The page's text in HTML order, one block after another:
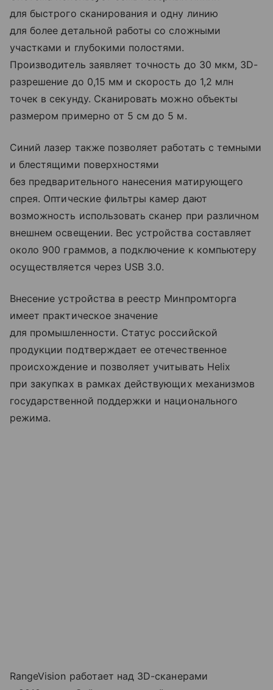
для быстрого сканирования и одну линию
для более детальной работы со сложными
участками и глубокими полостями.
Производитель заявляет точность до 30 мкм, 3D-
разрешение до 0,15 мм и скорость до 1,2 млн
точек в секунду. Сканировать можно объекты
размером примерно от 5 см до 5 м.
Синий лазер также позволяет работать с темными
и блестящими поверхностями
без предварительного нанесения матирующего
спрея. Оптические фильтры камер дают
возможность использовать сканер при различном
внешнем освещении. Вес устройства составляет
около 900 граммов, а подключение к компьютеру
осуществляется через USB 3.0.
Внесение устройства в реестр Минпромторга
имеет практическое значение
для промышленности. Статус российской
продукции подтверждает ее отечественное
происхождение и позволяет учитывать Helix
при закупках в рамках действующих механизмов
государственной поддержки и национального
режима.
RangeVision работает над 3D-сканерами